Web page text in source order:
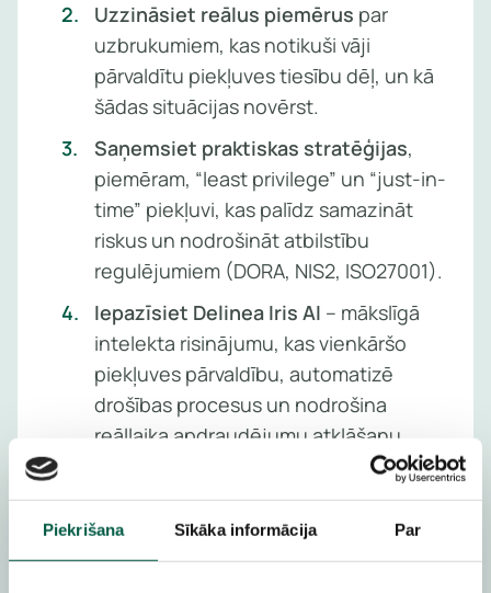
Piekrišana Sīkāka informācija Par
Uzzināsiet reālus piemērus par
uzbrukumiem, kas notikuši vāji
pārvaldītu piekļuves tiesību dēļ, un kā
šādas situācijas novērst.
Saņemsiet praktiskas stratēģijas,
piemēram, “least privilege” un “just-in-
time” piekļuvi, kas palīdz samazināt
riskus un nodrošināt atbilstību
regulējumiem (DORA, NIS2, ISO27001).
Iepazīsiet Delinea Iris AI – mākslīgā
intelekta risinājumu, kas vienkāršo
piekļuves pārvaldību, automatizē
drošības procesus un nodrošina
reāllaika apdraudējumu atklāšanu.
Redzēsiet, kā AI palīdz drošības
komandāmātrāk pieņemt lēmumus,
samazināt riskus un efektīvāk pārvaldīt
hibrīdas IT infrastruktūras.